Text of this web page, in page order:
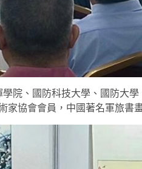
院、國防科技大學、國防大
家協會會員，中國著名軍旅書